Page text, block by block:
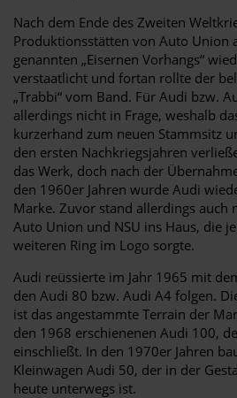
Nach dem Ende des Zweiten
Produktionsstätten von Auto Union
genannten „Eisernen Vorhangs“
verstaatlicht und fortan rollte der
„Trabbi“ vom Band. Für Audi bzw.
allerdings nicht in Frage, weshalb
kurzerhand zum neuen Stammsitz
den ersten Nachkriegsjahren
das Werk, doch nach der
den 1960er Jahren wurde Audi
Marke. Zuvor stand allerdings auch
Auto Union und NSU ins Haus, die
weiteren Ring im Logo sorgte.
Audi reüssierte im Jahr 1965 mit
den Audi 80 bzw. Audi A4 folgen.
ist das angestammte Terrain der
den 1968 erschienenen Audi 100,
einschließt. In den 1970er Jahren
Kleinwagen Audi 50, der in der
heute unterwegs ist.